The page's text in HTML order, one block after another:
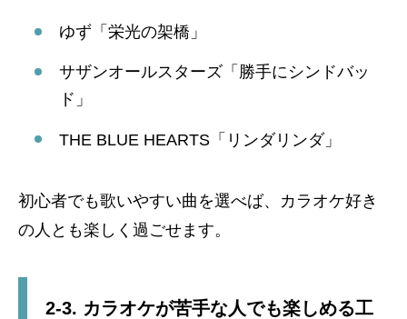
ゆず「栄光の架橋」
サザンオールスターズ「勝手にシンドバッ
ド」
THE BLUE HEARTS「リンダリンダ」
初心者でも歌いやすい曲を選べば、カラオケ好き
の人とも楽しく過ごせます。
2-3. カラオケが苦手な人でも楽しめる工